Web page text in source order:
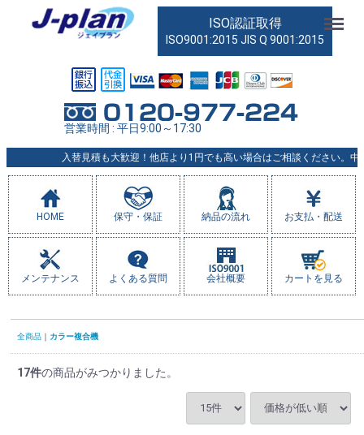
ISO認証取得
ISO9001:2015 JIS Q 9001:2015
営業時間 : 平日9:00～17:30
入替見積も大歓迎！他店より1円でも高い場合はご相談ください。中古
HOME 保守・保証 納品の流れ お支払・配送
メンテナンス よくある質問 会社概要 カートを見る
全商品 カラー複合機
17件の商品がみつかりました。